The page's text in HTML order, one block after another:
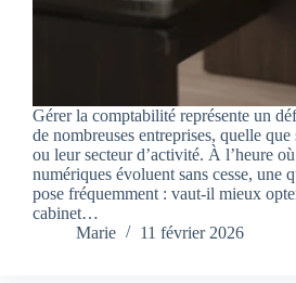
Gérer la comptabilité représente un
de nombreuses entreprises, quelle
ou leur secteur d’activité. À l’heure
numériques évoluent sans cesse, une
pose fréquemment : vaut-il mieux
cabinet…
Marie
11 février 2026